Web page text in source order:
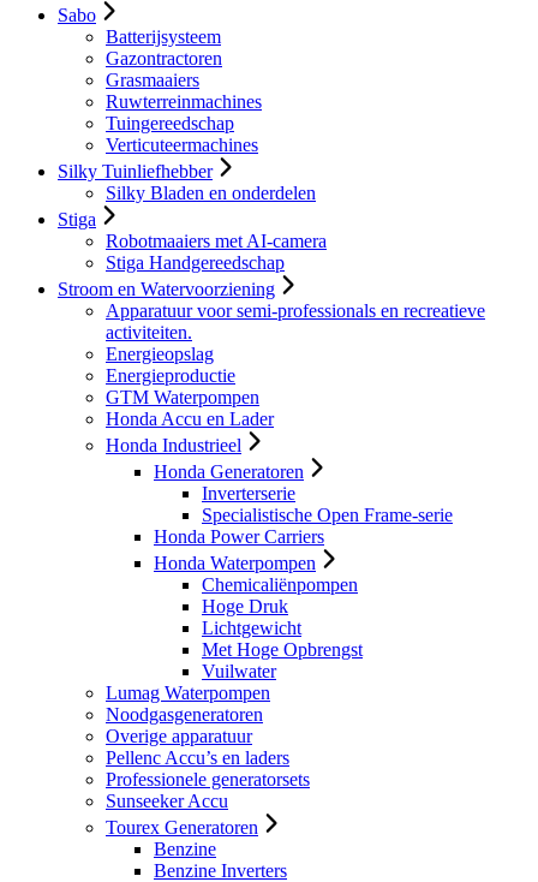
Sabo
Batterijsysteem
Gazontractoren
Grasmaaiers
Ruwterreinmachines
Tuingereedschap
Verticuteermachines
Silky Tuinliefhebber
Silky Bladen en onderdelen
Stiga
Robotmaaiers met AI-camera
Stiga Handgereedschap
Stroom en Watervoorziening
Apparatuur voor semi-professionals en recreatieve
activiteiten.
Energieopslag
Energieproductie
GTM Waterpompen
Honda Accu en Lader
Honda Industrieel
Honda Generatoren
Inverterserie
Specialistische Open Frame-serie
Honda Power Carriers
Honda Waterpompen
Chemicaliënpompen
Hoge Druk
Lichtgewicht
Met Hoge Opbrengst
Vuilwater
Lumag Waterpompen
Noodgasgeneratoren
Overige apparatuur
Pellenc Accu’s en laders
Professionele generatorsets
Sunseeker Accu
Tourex Generatoren
Benzine
Benzine Inverters